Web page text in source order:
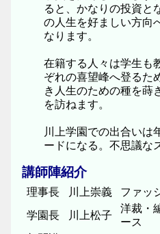
ると、かなりの投資
の人生を好ましい方向
なります。
在籍する人々は学生も
ぞれの喜望峰へ登るた
き人生のための種を蒔
を訪ねます。
川上学園での出合いは
ードになる。不思議な
講師陣紹介
理事長 川上崇義 ファッ
学園長
川上松子
洋裁・
ース